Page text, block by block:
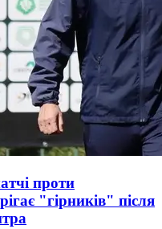
проти
"гірників" після